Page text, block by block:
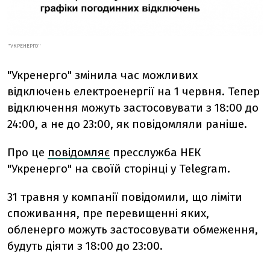
"УКРЕНЕРГО"
"Укренерго" змінила час можливих
відключень електроенергії на 1 червня. Тепер
відключення можуть застосовувати з 18:00 до
24:00, а не до 23:00, як повідомляли раніше.
Про це повідомляє пресслужба НЕК
"Укренерго" на своїй сторінці у Telegram.
31 травня у компанії повідомили, що ліміти
споживання, пре перевищенні яких,
обленерго можуть застосовувати обмеження,
будуть діяти з 18:00 до 23:00.